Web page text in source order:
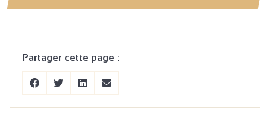
Partager cette page :